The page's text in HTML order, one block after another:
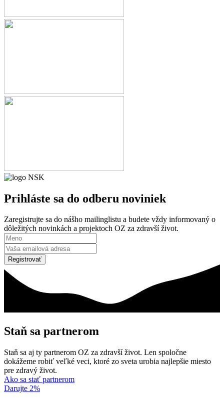
Prihláste sa do odberu noviniek
Zaregistrujte sa do nášho mailinglistu a budete vždy informovaný o
dôležitých novinkách a projektoch OZ za zdravší život.
Registrovať
Staň sa partnerom
Staň sa aj ty partnerom OZ za zdravší život. Len spoločne
dokážeme robiť veľké veci, ktoré zo sveta urobia najlepšie miesto
pre zdravý život.
Ako sa stať partnerom
Darujte 2%